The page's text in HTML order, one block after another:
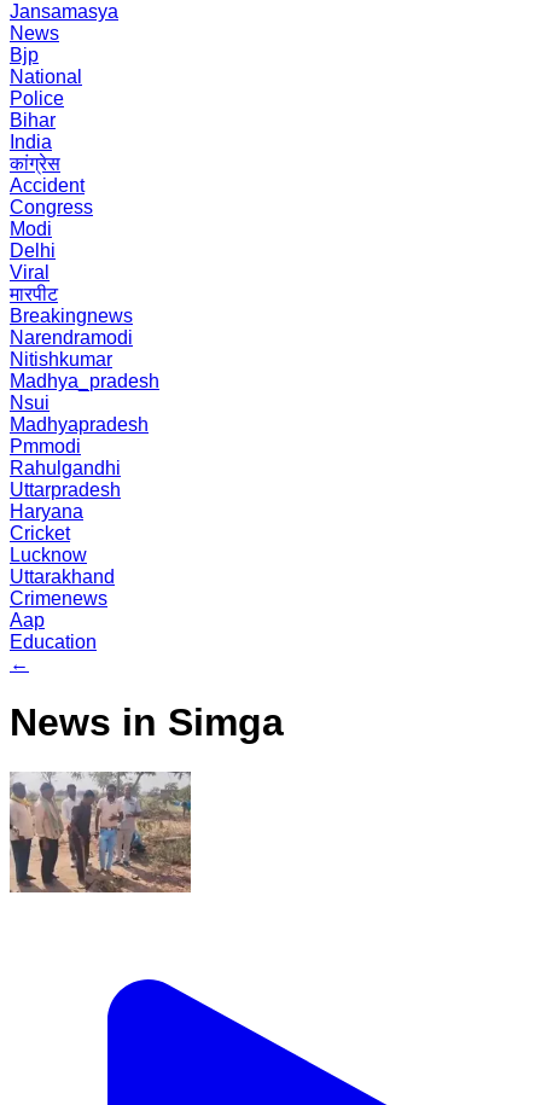
Jansamasya
News
Bjp
National
Police
Bihar
India
कांग्रेस
Accident
Congress
Modi
Delhi
Viral
मारपीट
Breakingnews
Narendramodi
Nitishkumar
Madhya_pradesh
Nsui
Madhyapradesh
Pmmodi
Rahulgandhi
Uttarpradesh
Haryana
Cricket
Lucknow
Uttarakhand
Crimenews
Aap
Education
←
News in Simga